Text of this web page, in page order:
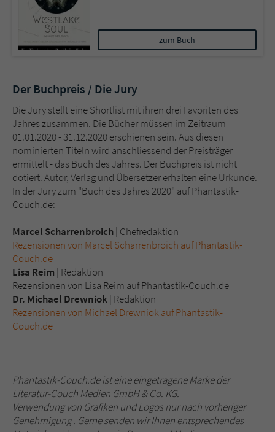
zum Buch
Der Buchpreis / Die Jury
Die Jury stellt eine Shortlist mit ihren drei Favoriten des
Jahres zusammen. Die Bücher müssen im Zeitraum
01.01.2020 - 31.12.2020 erschienen sein. Aus diesen
nominierten Titeln wird anschliessend der Preisträger
ermittelt - das Buch des Jahres. Der Buchpreis ist nicht
dotiert. Autor, Verlag und Übersetzer erhalten eine Urkunde.
In der Jury zum "Buch des Jahres 2020" auf Phantastik-
Couch.de:
Marcel Scharrenbroich| Chefredaktion
Rezensionen von Marcel Scharrenbroich auf Phantastik-
Couch.de
Lisa Reim | Redaktion
Rezensionen von Lisa Reim auf Phantastik-Couch.de
Dr. Michael Drewniok| Redaktion
Rezensionen von Michael Drewniok auf Phantastik-
Couch.de
Phantastik-Couch.de ist eine eingetragene Marke der
Literatur-Couch Medien GmbH & Co. KG.
Verwendung von Grafiken und Logos nur nach vorheriger
Genehmigung . Gerne senden wir Ihnen entsprechendes